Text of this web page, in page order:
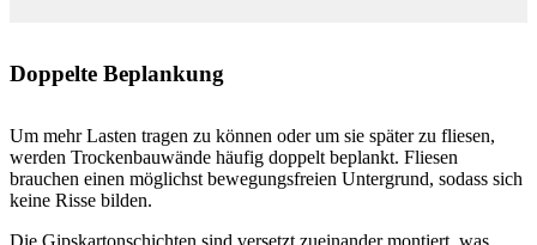
Doppelte Beplankung
Um mehr Lasten tragen zu können oder um sie später zu fliesen,
werden Trockenbauwände häufig doppelt beplankt. Fliesen
brauchen einen möglichst bewegungsfreien Untergrund, sodass sich
keine Risse bilden.
Die Gipskartonschichten sind versetzt zueinander montiert, was